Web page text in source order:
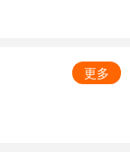
更多